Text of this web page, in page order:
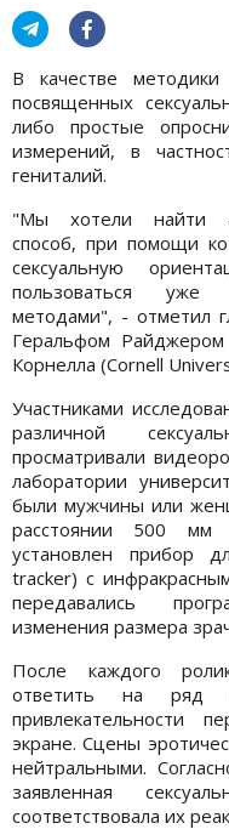
В качестве
посвященных
либо простые
измерений, в
гениталий.
"Мы хотели найти
способ, при помощи
сексуальную
пользоваться уже
методами", - отметил
Геральфом
Корнелла (Cornell
Участниками
различной
просматривали
лаборатории
были мужчины или
расстоянии 500 мм
установлен прибор
tracker) с
передавались
изменения размера
После каждого
ответить на ряд
привлекательности
экране. Сцены
нейтральными.
заявленная
соответствовала их